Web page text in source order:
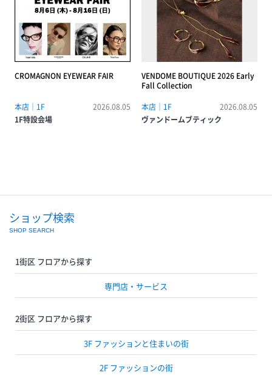
CROMAGNON EYEWEAR FAIR
本店｜1F
2026.08.05
1F特設会場
VENDOME BOUTIQUE 2026 Early
Fall Collection
本店｜1F
2026.08.05
ヴァンドームブティック
ショップ検索
SHOP SEARCH
1街区 フロアから探す
専門店・サービス
2街区 フロアから探す
3F ファッションと住まいの街
2F ファッションの街